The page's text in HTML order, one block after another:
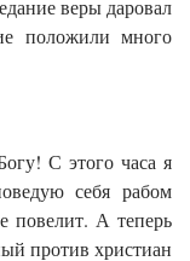
веры даровал
положили много
С этого часа я
себя рабом
повелит. А теперь
против христиан